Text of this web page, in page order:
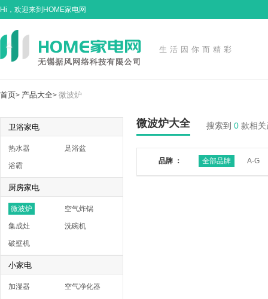
Hi，欢迎来到HOME家电网
生活因你而精彩
首页> 产品大全> 微波炉
卫浴家电
热水器 足浴盆
浴霸
厨房家电
微波炉 空气炸锅
集成灶 洗碗机
破壁机
小家电
加湿器 空气净化器
微波炉大全 搜索到 0 款相关
品牌 ： 全部品牌 A-G